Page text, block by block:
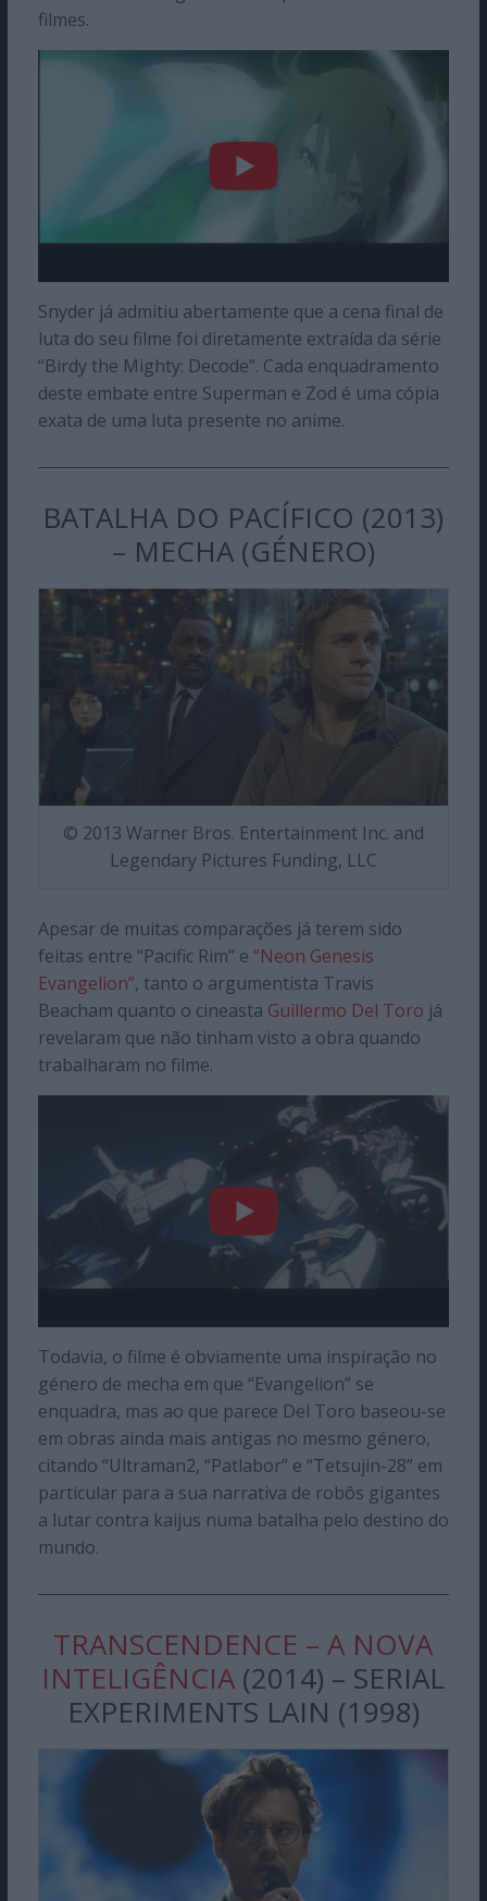
filmes.
Snyder já admitiu abertamente que a cena final de
luta do seu filme foi diretamente extraída da série
“Birdy the Mighty: Decode”. Cada enquadramento
deste embate entre Superman e Zod é uma cópia
exata de uma luta presente no anime.
BATALHA DO PACÍFICO (2013)
– MECHA (GÉNERO)
© 2013 Warner Bros. Entertainment Inc. and
Legendary Pictures Funding, LLC
Apesar de muitas comparações já terem sido
feitas entre “Pacific Rim” e “Neon Genesis
Evangelion”, tanto o argumentista Travis
Beacham quanto o cineasta Guillermo Del Toro já
revelaram que não tinham visto a obra quando
trabalharam no filme.
Todavia, o filme é obviamente uma inspiração no
género de mecha em que “Evangelion” se
enquadra, mas ao que parece Del Toro baseou-se
em obras ainda mais antigas no mesmo género,
citando “Ultraman2, “Patlabor” e “Tetsujin-28” em
particular para a sua narrativa de robôs gigantes
a lutar contra kaijus numa batalha pelo destino do
mundo.
TRANSCENDENCE – A NOVA
INTELIGÊNCIA (2014) – SERIAL
EXPERIMENTS LAIN (1998)